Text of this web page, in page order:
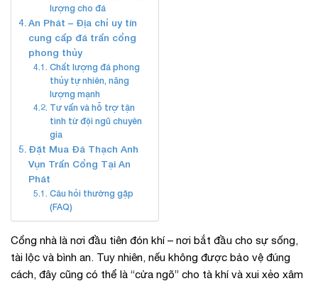
lượng cho đá
An Phát – Địa chỉ uy tín
cung cấp đá trấn cổng
phong thủy
Chất lượng đá phong
thủy tự nhiên, năng
lượng mạnh
Tư vấn và hỗ trợ tận
tình từ đội ngũ chuyên
gia
Đặt Mua Đá Thạch Anh
Vụn Trấn Cổng Tại An
Phát
Câu hỏi thường gặp
(FAQ)
Cổng nhà là nơi đầu tiên đón khí – nơi bắt đầu cho sự sống,
tài lộc và bình an. Tuy nhiên, nếu không được bảo vệ đúng
cách, đây cũng có thể là “cửa ngõ” cho tà khí và xui xẻo xâm